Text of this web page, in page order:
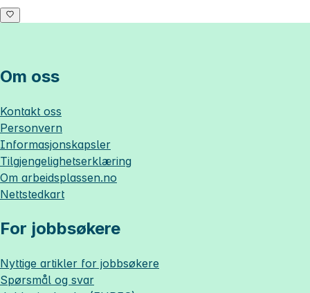
Om oss
Kontakt oss
Personvern
Informasjonskapsler
Tilgjengelighetserklæring
Om arbeidsplassen.no
Nettstedkart
For jobbsøkere
Nyttige artikler for jobbsøkere
Spørsmål og svar